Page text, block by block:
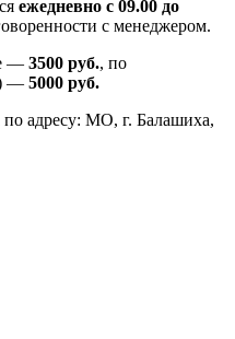
ежедневно с 09.00 до
с менеджером.
— 3500 руб., по
— 5000 руб.
адресу: МО, г. Балашиха,